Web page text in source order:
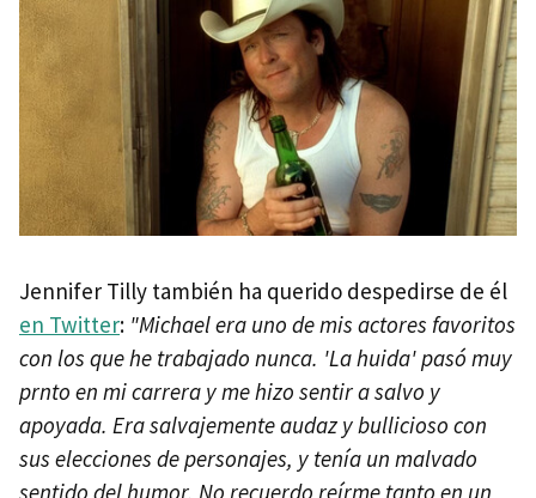
Jennifer Tilly también ha querido despedirse de él
en Twitter: "Michael era uno de mis actores favoritos
con los que he trabajado nunca. 'La huida' pasó muy
prnto en mi carrera y me hizo sentir a salvo y
apoyada. Era salvajemente audaz y bullicioso con
sus elecciones de personajes, y tenía un malvado
sentido del humor. No recuerdo reírme tanto en un